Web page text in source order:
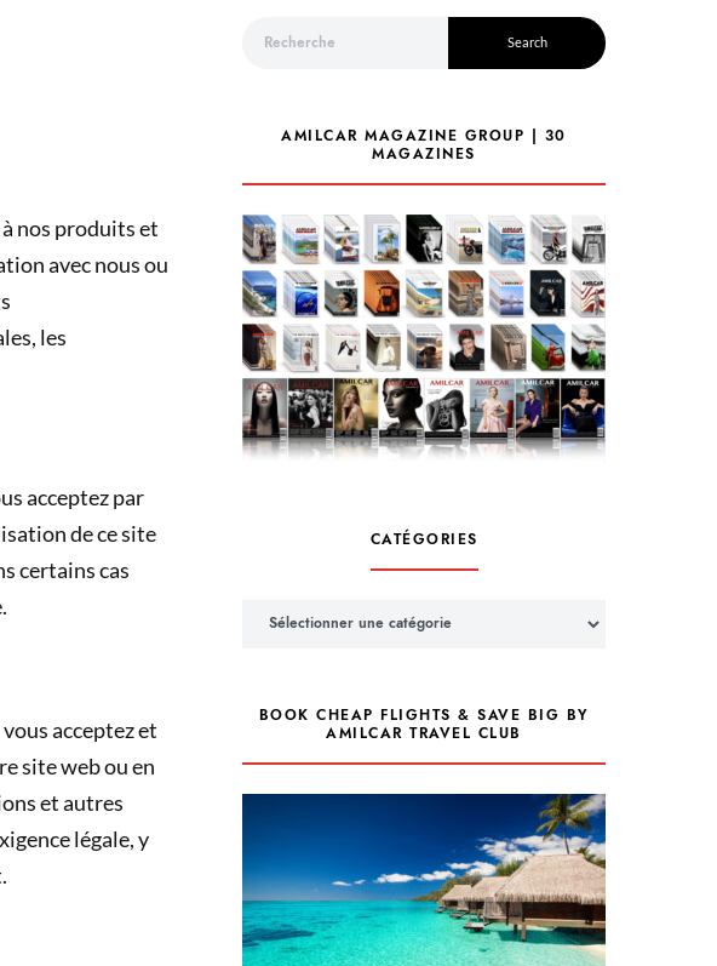
nos produits et
avec nous ou
les
acceptez par
de ce site
certains cas
acceptez et
site web ou en
et autres
légale, y
Search
AMILCAR MAGAZINE GROUP | 30
MAGAZINES
CATÉGORIES
BOOK CHEAP FLIGHTS & SAVE BIG BY
AMILCAR TRAVEL CLUB